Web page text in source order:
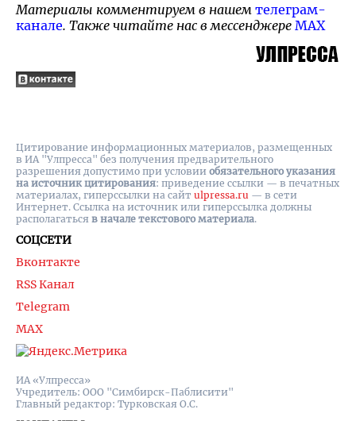
Материалы комментируем в нашем телеграм-
канале. Также читайте нас в мессенджере MAX
ИА «Улпресса»
Учредитель: ООО "Симбирск-Паблисити"
Главный редактор: Турковская О.С.
СОЦСЕТИ
Вконтакте
RSS Канал
Telegram
MAX
Цитирование информационных материалов, размещенных
в ИА "Улпресса" без получения предварительного
разрешения допустимо при условии обязательного указания
на источник цитирования: приведение ссылки — в печатных
материалах, гиперссылки на cайт ulpressa.ru — в сети
Интернет. Ссылка на источник или гиперссылка должны
располагаться в начале текстового материала.